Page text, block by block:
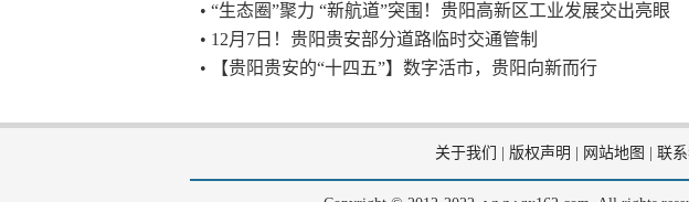
• “生态圈”聚力 “新航道”突围！贵阳高新区工业发展交出亮眼
• 12月7日！贵阳贵安部分道路临时交通管制
• 【贵阳贵安的“十四五”】数字活市，贵阳向新而行
关于我们 版权声明 网站地图 联系